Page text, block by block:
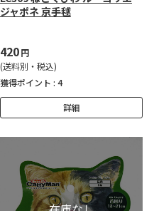
ジャポネ 京手毬
420円
(送料別・税込)
獲得ポイント : 4
詳細